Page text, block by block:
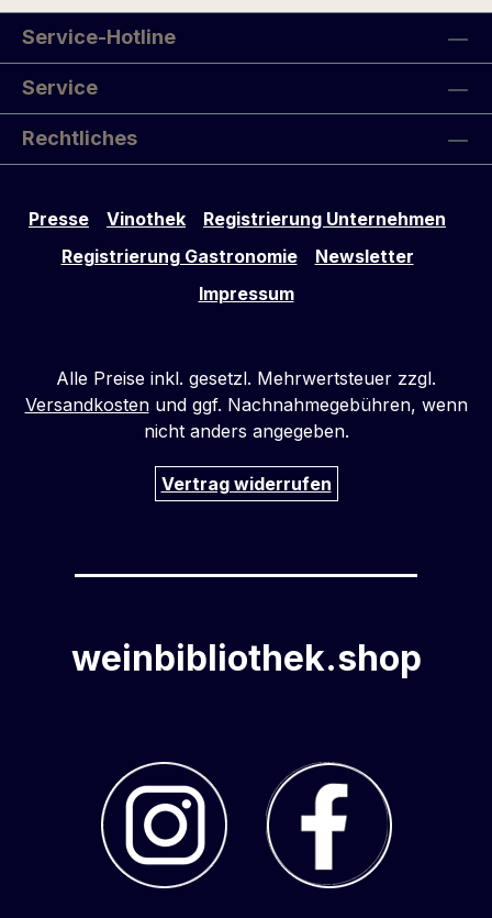
Service-Hotline
Service
Rechtliches
Presse Vinothek
Registrierung Unternehmen
Registrierung Gastronomie
Newsletter
Impressum
Alle Preise inkl. gesetzl. Mehrwertsteuer zzgl.
Versandkostenund ggf. Nachnahmegebühren, wenn
nicht anders angegeben.
Vertrag widerrufen
weinbibliothek.shop